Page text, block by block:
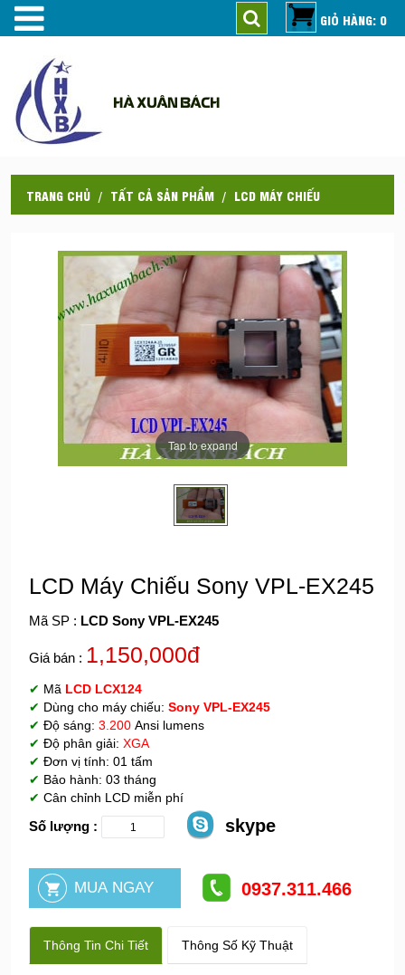
HÀ XUÂN BÁCH
TRANG CHỦ TẤT CẢ SẢN PHẨM LCD MÁY CHIẾU
Tap to expand
LCD Máy Chiếu Sony VPL-EX245
Mã SP : LCD Sony VPL-EX245
Giá bán : 1,150,000đ
✔ Mã LCD LCX124
✔ Dùng cho máy chiếu: Sony VPL-EX245
✔ Độ sáng: 3.200 Ansi lumens
✔ Độ phân giải: XGA
✔ Đơn vị tính: 01 tấm
✔ Bảo hành: 03 tháng
✔ Cân chỉnh LCD miễn phí
Số lượng : skype
0937.311.466
Thông Tin Chi Tiết Thông Số Kỹ Thuật
GIỎ HÀNG: 0